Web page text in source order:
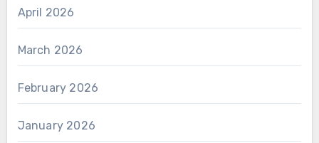
April 2026
March 2026
February 2026
January 2026